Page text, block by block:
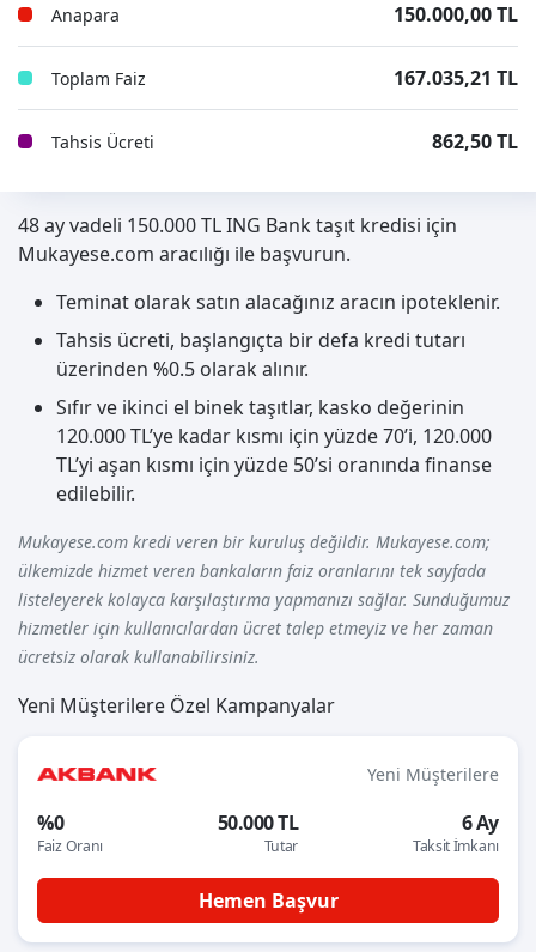
Anapara 150.000,00 TL
Toplam Faiz 167.035,21 TL
Tahsis Ücreti 862,50 TL
48 ay vadeli 150.000 TL ING Bank taşıt kredisi için
Mukayese.com aracılığı ile başvurun.
Teminat olarak satın alacağınız aracın ipoteklenir.
Tahsis ücreti, başlangıçta bir defa kredi tutarı
üzerinden %0.5 olarak alınır.
Sıfır ve ikinci el binek taşıtlar, kasko değerinin
120.000 TL’ye kadar kısmı için yüzde 70’i, 120.000
TL’yi aşan kısmı için yüzde 50’si oranında finanse
edilebilir.
Mukayese.com kredi veren bir kuruluş değildir. Mukayese.com;
ülkemizde hizmet veren bankaların faiz oranlarını tek sayfada
listeleyerek kolayca karşılaştırma yapmanızı sağlar. Sunduğumuz
hizmetler için kullanıcılardan ücret talep etmeyiz ve her zaman
ücretsiz olarak kullanabilirsiniz.
Yeni Müşterilere Özel Kampanyalar
Yeni Müşterilere
%0
Faiz Oranı
50.000 TL
Tutar
6 Ay
Taksit İmkanı
Hemen Başvur